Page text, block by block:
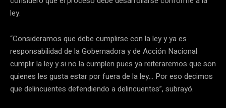
ley.
“Consideramos que debe cumplirse con la ley y ya es
responsabilidad de la Gobernadora y de Acción Nacional
cumplir la ley y si no la cumplen pues ya reiteraremos que son
quienes les gusta estar por fuera de la ley… Por eso decimos
que delincuentes defendiendo a delincuentes”, subrayó.